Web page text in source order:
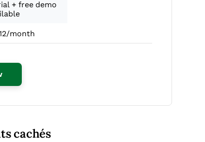
+ free demo
month
Opens New Window
cachés